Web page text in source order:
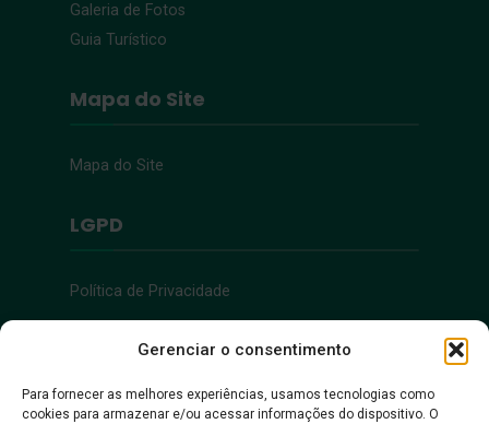
Gerenciar o consentimento
Para fornecer as melhores experiências, usamos tecnologias como
cookies para armazenar e/ou acessar informações do dispositivo. O
Galeria de Fotos
Guia Turístico
Mapa do Site
Mapa do Site
LGPD
Política de Privacidade
Acessibilidade
Acessibilidade